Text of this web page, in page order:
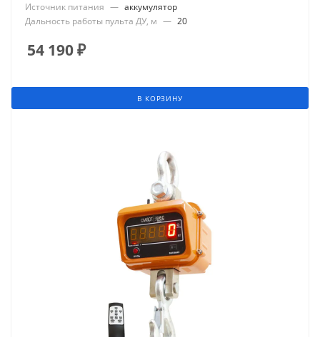
Источник питания — аккумулятор
Дальность работы пульта ДУ, м — 20
54 190₽
В КОРЗИНУ